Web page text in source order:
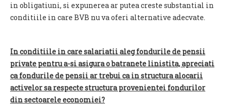
in obligatiuni, si expunerea ar putea creste substantial in
conditiile in care BVB nu va oferi alternative adecvate.
In conditiile in care salariatii aleg fondurile de pensii
private pentru a-si asigura o batranete linistita, apreciati
ca fondurile de pensii ar trebui ca in structura alocarii
activelor sa respecte structura provenientei fondurilor
din sectoarele economiei?